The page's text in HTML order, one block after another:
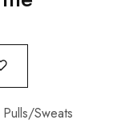
Pulls/Sweats